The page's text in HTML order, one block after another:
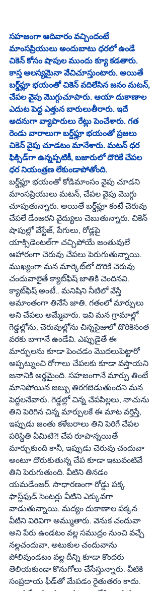
సహజంగా ఆదివారం వచ్చిందంటే
మాంసప్రియులు అందుబాటు ధరలో ఉండే
చికెన్‌ కోసం షాపుల ముందు క్యూ కడతారు.
కాస్త ఆలస్యమైనా వేచిచూస్తుంటారు. అయితే
బర్డ్‌ఫ్లూ భయంతో చికెన్‌ వదిలేసిన జనం మటన్‌,
చేపల వైపు మొగ్గుచూపారు. ఆయా దుకాణాల
ఎదుట పెద్ద ఎత్తున బారులుతీరారు. ఇదే
అదనుగా వ్యాపారులు రేట్లు పెంచేశారు. గత
రెండు వారాలుగా బర్డ్‌ఫ్లూ భయంతో ప్రజలు
చికెన్‌ వైపు చూడటం మానేశారు. మటన్‌ ధర
ఫిక్సిడ్‌గా ఉన్నప్పటికీ, బజారులో దొరికే చేపల
ధర నియంత్రణ లేకుండాపోతోంది.
బర్డ్‌ఫ్లూ భయంతో కోడిమాంసం వైపు చూడని
మాంసప్రియులు మటన్‌, చేపల వైపు మొగ్గు
చూపుతున్నారు. అయితే బర్డ్‌ఫ్లూ కంటే చెరువు
చేపలే డేంజరని వైద్యులు చెబుతున్నారు. చికెన్‌
షాపుల్లో వేస్టేజ్‌, పేగులు, రోడ్లపై
యాక్సిడెంటల్‌గా చచ్చిపోయే జంతువులే
ఆహారంగా చెరువు చేపలు పెరుగుతున్నాయి.
ముఖ్యంగా మన మార్కెట్‌లో దొరికే చెరువు
చందువాలైతే క్యాట్‌ఫిష్‌ జాతికి చెందినవి.
క్యాట్‌ఫిష్‌ అంటే.. మనిషిని నీటిలో వేస్తే
అమాంతంగా తినేసే జాతి. గతంలో మార్పులు
అని చేపలు అమ్మేవారు. ఇవి మన గ్రామాల్లో
గెడ్డల్లోను, చెరువుల్లోను చిన్నసైజులో దొరికినంత
వరకు బాగానే ఉండేవి. ఎప్పుడైతే ఈ
మార్పులను కూడా పెంచడం మొదలుపెట్టారో
అప్పట్నుంచి రోగాలు చేపలకు కూడా వస్తాయని
జనానికి అర్థమైంది. సహజంగానే మార్పు తింటే
మానిపోయిన జబ్బు తిరగబెడుతుందని మన
పెద్దలనేవారు. గెడ్డల్లో చిన్న చేపపిల్లలు, నాచును
తిని పెరిగిన చిన్న మార్పులకే ఈ మాట వర్తిస్తే,
ఇప్పుడు జంతు కళేబరాలు తిని పెరిగే చేపల
పరిస్థితి ఏమిటి?! చేప రూపాన్నయితే
మార్చుకుంది కానీ, ఇప్పుడు చెరువు చందువా
అంటూ దొరుకుతున్న చేప కూడా ఇటువంటివే
తిని పెరుగుతుంది. వీటిని తినడం
యమడేంజర్‌. సాధారణంగా రోడ్డు పక్క
ఫాస్ట్‌ఫుడ్‌ సెంటర్లు వీటిని ఎక్కువగా
వాడుతున్నాయి. మద్యం దుకాణాల పక్కన
వీటిని విరివిగా అమ్ముతారు. వెనుక చందువా
అని పేరు ఉండటం వల్ల సముద్రం నుంచి వచ్చే
నల్లచందువా, అటుకుల చందువాను
పోలివుండటం వల్ల దీన్ని కూడా కొందరు
తెలియకుండా కొనుగోలు చేసేస్తున్నారు. వీటికి
సంప్రదాయ ఫీడ్‌తో మేపడం రైతుతరం కాదు.